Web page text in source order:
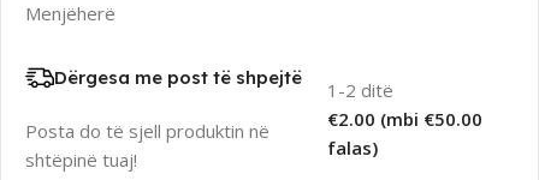
Menjëherë
Dërgesa me post të shpejtë
Posta do të sjell produktin në
shtëpinë tuaj!
1-2 ditë
€2.00 (mbi €50.00
falas)